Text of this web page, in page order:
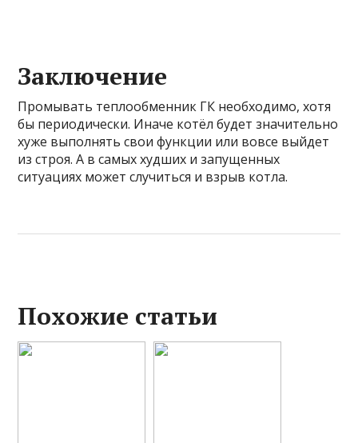
Заключение
Промывать теплообменник ГК необходимо, хотя
бы периодически. Иначе котёл будет значительно
хуже выполнять свои функции или вовсе выйдет
из строя. А в самых худших и запущенных
ситуациях может случиться и взрыв котла.
Похожие статьи